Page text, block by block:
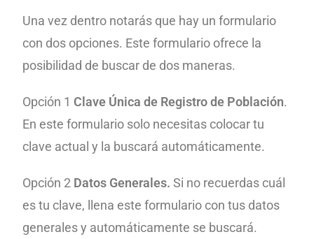
Una vez dentro notarás que hay un formulario
con dos opciones. Este formulario ofrece la
posibilidad de buscar de dos maneras.
Opción 1 Clave Única de Registro de Población.
En este formulario solo necesitas colocar tu
clave actual y la buscará automáticamente.
Opción 2 Datos Generales. Si no recuerdas cuál
es tu clave, llena este formulario con tus datos
generales y automáticamente se buscará.